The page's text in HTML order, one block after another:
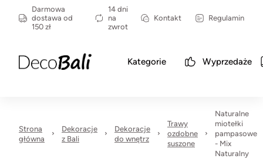
Darmowa
dostawa od
150 zł
14 dni
na
zwrot
Kontakt Regulamin
Kategorie Wyprzedaże
Strona
główna
Dekoracje
z Bali
Dekoracje
do wnętrz
Trawy
ozdobne
suszone
Naturalne
miotełki
pampasowe
- Mix
Naturalny